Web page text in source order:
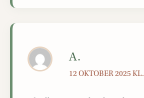
A.
12 OKTOBER 2025 KL.